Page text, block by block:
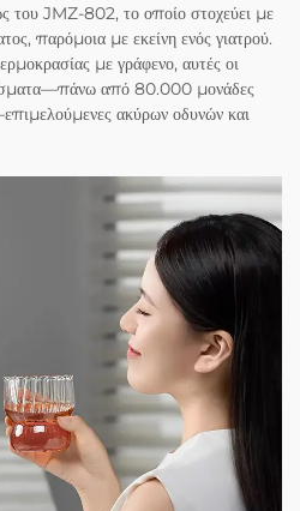
του JMZ-802, το οποίο στοχεύει με
παρόμοια με εκείνη ενός γιατρού.
με γράφενο, αυτές οι
από 80.000 μονάδες
ακύρων οδυνών και